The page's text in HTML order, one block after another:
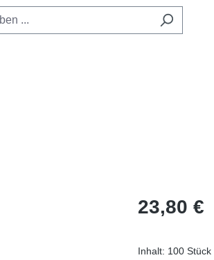
Regulärer Preis:
23,80 €
Inhalt: 100 Stück